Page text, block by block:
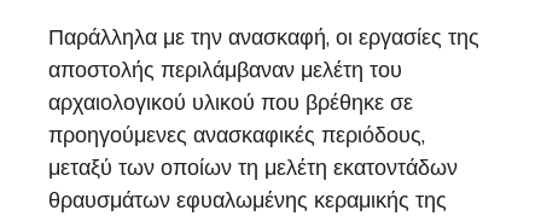
Παράλληλα με την ανασκαφή, οι εργασίες της
αποστολής περιλάμβαναν μελέτη του
αρχαιολογικού υλικού που βρέθηκε σε
προηγούμενες ανασκαφικές περιόδους,
μεταξύ των οποίων τη μελέτη εκατοντάδων
θραυσμάτων εφυαλωμένης κεραμικής της